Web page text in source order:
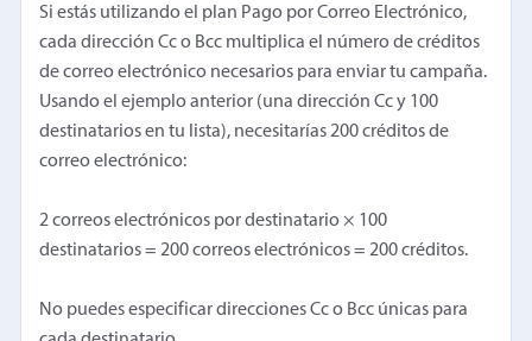
Si estás utilizando el plan Pago por Correo Electrónico,
cada dirección Cc o Bcc multiplica el número de créditos
de correo electrónico necesarios para enviar tu campaña.
Usando el ejemplo anterior (una dirección Cc y 100
destinatarios en tu lista), necesitarías 200 créditos de
correo electrónico:
2 correos electrónicos por destinatario × 100
destinatarios = 200 correos electrónicos = 200 créditos.
No puedes especificar direcciones Cc o Bcc únicas para